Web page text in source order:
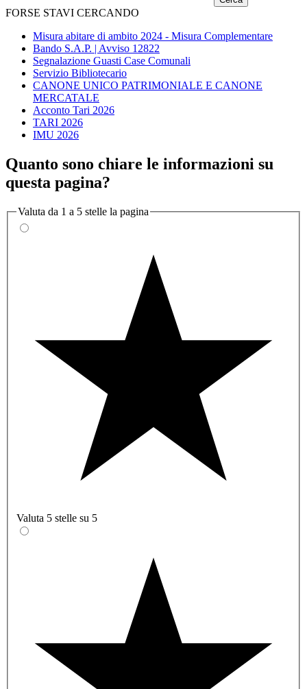
FORSE STAVI CERCANDO
Misura abitare di ambito 2024 - Misura Complementare
Bando S.A.P. | Avviso 12822
Segnalazione Guasti Case Comunali
Servizio Bibliotecario
CANONE UNICO PATRIMONIALE E CANONE
MERCATALE
Acconto Tari 2026
TARI 2026
IMU 2026
Quanto sono chiare le informazioni su
questa pagina?
Valuta da 1 a 5 stelle la pagina
Valuta 5 stelle su 5